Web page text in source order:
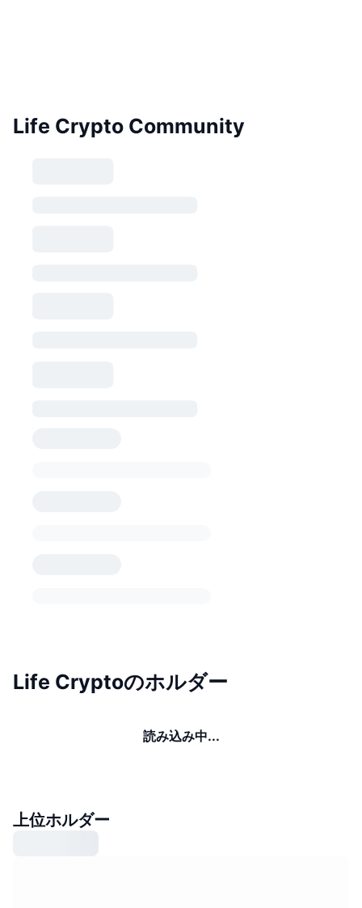
Life Crypto Community
Life Cryptoのホルダー
読み込み中...
上位ホルダー